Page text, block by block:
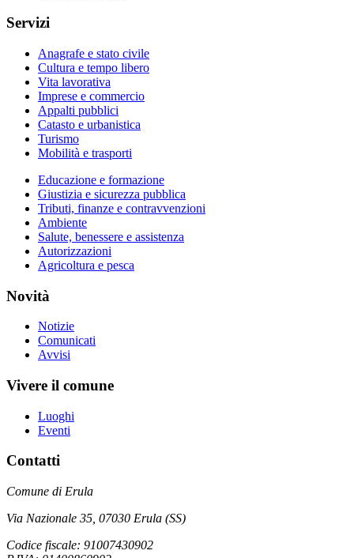
Servizi
Anagrafe e stato civile
Cultura e tempo libero
Vita lavorativa
Imprese e commercio
Appalti pubblici
Catasto e urbanistica
Turismo
Mobilità e trasporti
Educazione e formazione
Giustizia e sicurezza pubblica
Tributi, finanze e contravvenzioni
Ambiente
Salute, benessere e assistenza
Autorizzazioni
Agricoltura e pesca
Novità
Notizie
Comunicati
Avvisi
Vivere il comune
Luoghi
Eventi
Contatti
Comune di Erula
Via Nazionale 35, 07030 Erula (SS)
Codice fiscale: 91007430902